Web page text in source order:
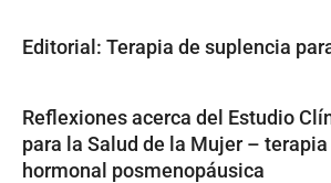
Editorial: Terapia de suplencia
Reflexiones acerca del Estudio
para la Salud de la Mujer –
hormonal posmenopáusica